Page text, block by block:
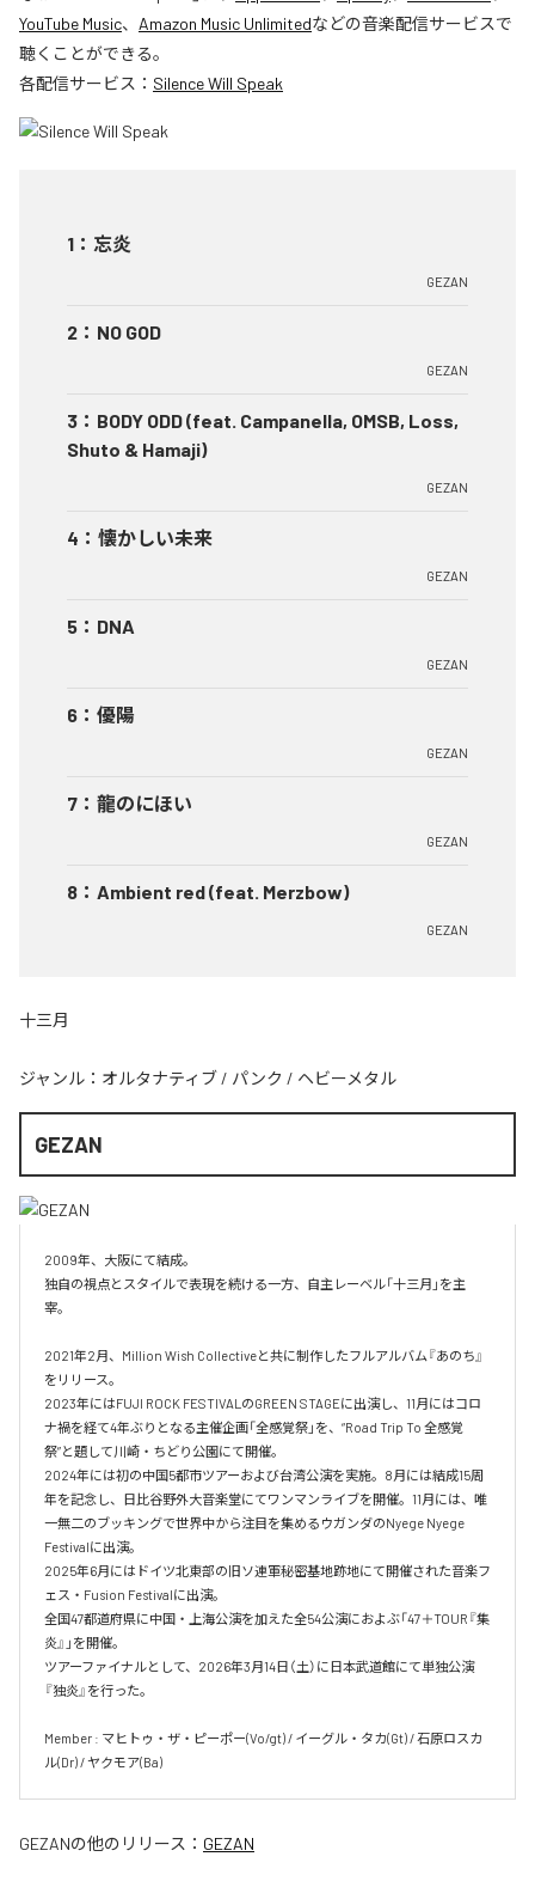
YouTube Music、 Amazon Music Unlimitedなどの音楽配信サービスで
聴くことができる。
各配信サービス： Silence Will Speak
1 ： 忘炎
GEZAN
2 ： NO GOD
GEZAN
3 ： BODY ODD (feat. Campanella, OMSB, Loss,
Shuto & Hamaji)
GEZAN
4 ： 懐かしい未来
GEZAN
5 ： DNA
GEZAN
6 ： 優陽
GEZAN
7 ： 龍のにほい
GEZAN
8 ： Ambient red (feat. Merzbow)
GEZAN
十三月
ジャンル： オルタナティブ / パンク / ヘビーメタル
GEZAN
2009年、大阪にて結成。
独自の視点とスタイルで表現を続ける一方、自主レーベル「十三月」を主
宰。
2021年2月、Million Wish Collectiveと共に制作したフルアルバム『あのち』
をリリース。
2023年にはFUJI ROCK FESTIVALのGREEN STAGEに出演し、11月にはコロ
ナ禍を経て4年ぶりとなる主催企画「全感覚祭」を、“Road Trip To 全感覚
祭”と題して川崎・ちどり公園にて開催。
2024年には初の中国5都市ツアーおよび台湾公演を実施。8月には結成15周
年を記念し、日比谷野外大音楽堂にてワンマンライブを開催。11月には、唯
一無二のブッキングで世界中から注目を集めるウガンダのNyege Nyege
Festivalに出演。
2025年6月にはドイツ北東部の旧ソ連軍秘密基地跡地にて開催された音楽フ
ェス・Fusion Festivalに出演。
全国47都道府県に中国・上海公演を加えた全54公演におよぶ「47＋TOUR『集
炎』」を開催。
ツアーファイナルとして、2026年3月14日（土）に日本武道館にて単独公演
『独炎』を行った。
Member : マヒトゥ・ザ・ピーポー(Vo/gt) / イーグル・タカ(Gt) / 石原ロスカ
ル(Dr) / ヤクモア(Ba)
GEZANの他のリリース： GEZAN